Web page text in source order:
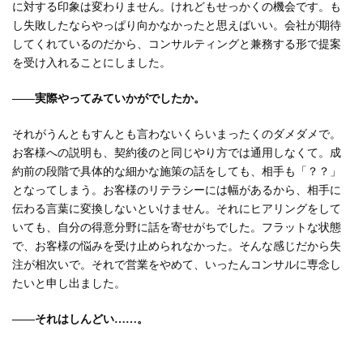
に対する印象は変わりません。けれどもせっかくの機会です。も
し失敗したならやっぱり向かなかったと思えばいい。会社が期待
してくれているのだから、コンサルティングと兼務する形で提案
を受け入れることにしました。
――実際やってみていかがでしたか。
それがうんともすんとも言わないくらいまったくのダメダメで。
お客様への説明も、契約後のと同じやり方では通用しなくて。成
約前の段階で具体的な細かな施策の話をしても、相手も「？？」
となってしまう。お客様のリテラシーには幅があるから、相手に
伝わる言葉に変換しないといけません。それにヒアリングをして
いても、自分の得意分野に話を寄せがちでした。フラットな状態
で、お客様の悩みを受け止められなかった。そんな感じだから失
注が相次いで。それで営業をやめて、いったんコンサルに専念し
たいと申し出ました。
――それはしんどい……。